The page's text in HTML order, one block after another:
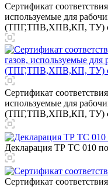
Сертификат
используемые для
(ТПГ,ТПВ,ХПВ,КП, ТУ)
Сертификат
используемые для
(ТПГ,ТПВ,ХПВ,КП, ТУ)
Декларация ТР ТС 010
Сертификат